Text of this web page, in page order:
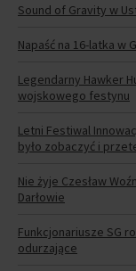
Sound of Gravity w
Napaść na 16-latka w
Legendarny Hawker
wojskowego festynu
Letni Festiwal
było zobaczyć i
Nie żyje Czesław
Darłowie
Funkcjonariusze SG
odurzające